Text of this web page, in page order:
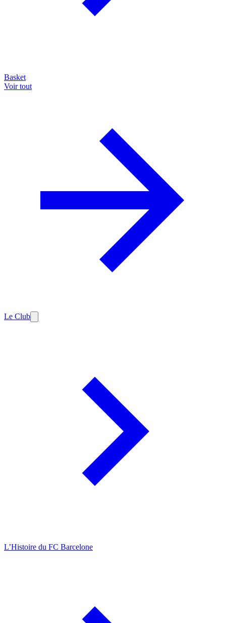
Basket
Voir tout
Le Club
L’Histoire du FC Barcelone